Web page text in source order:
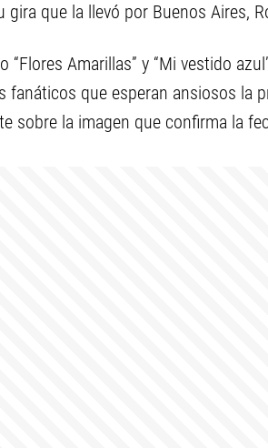
que la llevó por Buenos Aires,
“Flores Amarillas” y “Mi vestido
fanáticos que esperan ansiosos la
sobre la imagen que confirma la